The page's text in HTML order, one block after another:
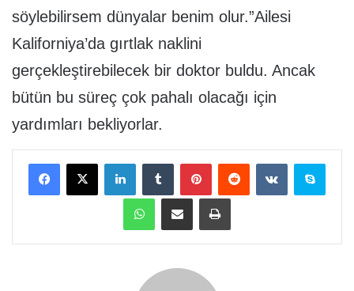
söylebilirsem dünyalar benim olur.”Ailesi
Kaliforniya’da gırtlak naklini
gerçekleştirebilecek bir doktor buldu. Ancak
bütün bu süreç çok pahalı olacağı için
yardımları bekliyorlar.
FacebookX LinkedInTumblr PinterestReddit VKontakteSkype
WhatsAppE-Posta ile paylaş Yazdır